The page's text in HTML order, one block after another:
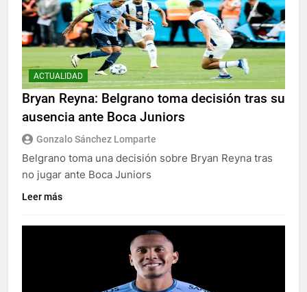
ACTUALIDAD
Bryan Reyna: Belgrano toma decisión tras su
ausencia ante Boca Juniors
Gonzalo Sánchez Lomparte
Belgrano toma una decisión sobre Bryan Reyna tras
no jugar ante Boca Juniors
Leer más